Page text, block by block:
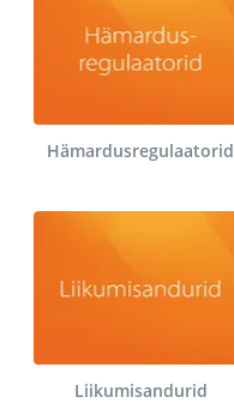
Hämardusregulaatorid
Liikumisandurid